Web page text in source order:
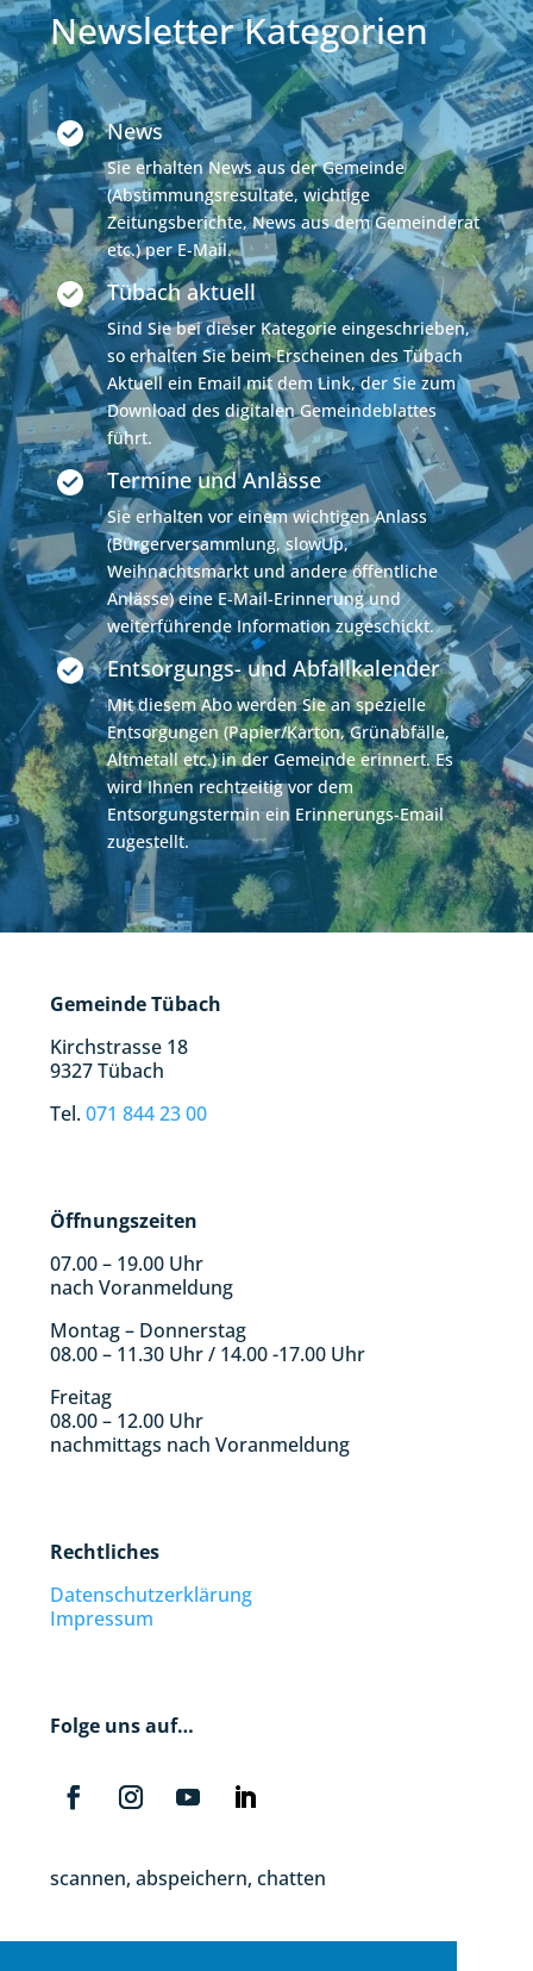
Newsletter Kategorien
News
Sie erhalten News aus der Gemeinde
(Abstimmungsresultate, wichtige
Zeitungsberichte, News aus dem Gemeinderat
etc.) per E-Mail.
Tübach aktuell
Sind Sie bei dieser Kategorie eingeschrieben,
so erhalten Sie beim Erscheinen des Tübach
Aktuell ein Email mit dem Link, der Sie zum
Download des digitalen Gemeindeblattes
führt.
Termine und Anlässe
Sie erhalten vor einem wichtigen Anlass
(Bürgerversammlung, slowUp,
Weihnachtsmarkt und andere öffentliche
Anlässe) eine E-Mail-Erinnerung und
weiterführende Information zugeschickt.
Entsorgungs- und Abfallkalender
Mit diesem Abo werden Sie an spezielle
Entsorgungen (Papier/Karton, Grünabfälle,
Altmetall etc.) in der Gemeinde erinnert. Es
wird Ihnen rechtzeitig vor dem
Entsorgungstermin ein Erinnerungs-Email
zugestellt.
Gemeinde Tübach
Kirchstrasse 18
9327 Tübach
Tel.071 844 23 00
Öffnungszeiten
07.00 – 19.00 Uhr
nach Voranmeldung
Montag – Donnerstag
08.00 – 11.30 Uhr / 14.00 -17.00 Uhr
Freitag
08.00 – 12.00 Uhr
nachmittags nach Voranmeldung
Rechtliches
Datenschutzerklärung
Impressum
Folge uns auf…
scannen, abspeichern, chatten